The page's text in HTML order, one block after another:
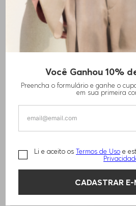
Você Ganhou 10%
Preencha o formulário e ganhe o
em sua primeira
Li e aceito os Termos de Uso e
CADASTRAR